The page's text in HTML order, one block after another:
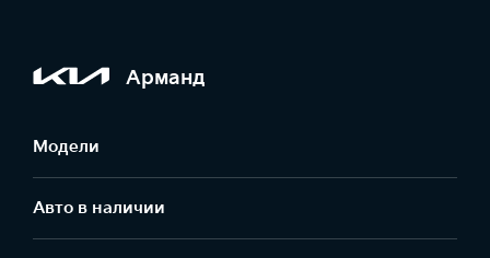
Арманд
Модели
Авто в наличии